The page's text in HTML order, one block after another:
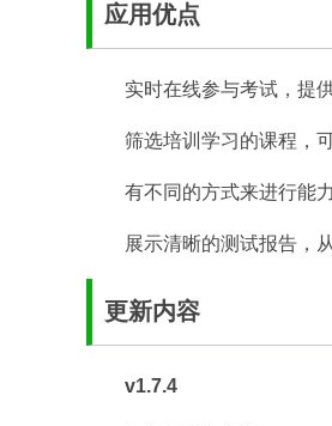
应用优点
实时在线参与考试，提
筛选培训学习的课程，
有不同的方式来进行能
展示清晰的测试报告，
更新内容
v1.7.4